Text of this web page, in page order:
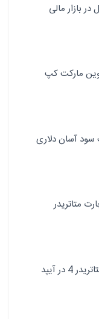
بازار مالی
مارکت کپ
آسان دلاری
متاتریدر
در آیپد